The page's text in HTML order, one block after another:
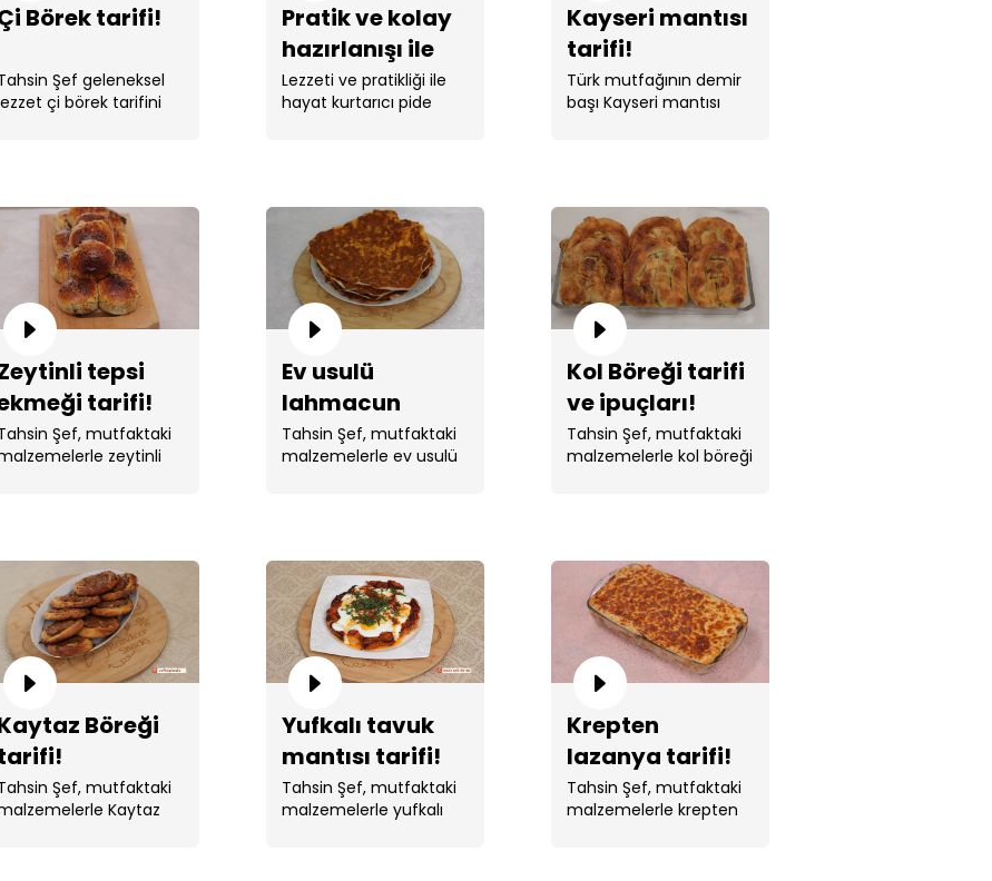
Börek tarifi!
Şef geleneksel
çi börek tarifini
Pratik ve kolay
hazırlanışı ile
sucuklu kaşarlı
pide tarifi!
Lezzeti ve pratikliği ile
hayat kurtarıcı pide
Kayseri mantısı
tarifi!
Türk mutfağının demir
başı Kayseri mantısı
tepsi
tarifi!
Şef, mutfaktaki
zeytinli
Ev usulü
lahmacun
tarifi!
Tahsin Şef, mutfaktaki
malzemelerle ev usulü
Kol Böreği tarifi
ve ipuçları!
Tahsin Şef, mutfaktaki
malzemelerle kol böreği
Böreği
Şef, mutfaktaki
Kaytaz
Yufkalı tavuk
mantısı tarifi!
Tahsin Şef, mutfaktaki
malzemelerle yufkalı
Krepten
lazanya tarifi!
Tahsin Şef, mutfaktaki
malzemelerle krepten